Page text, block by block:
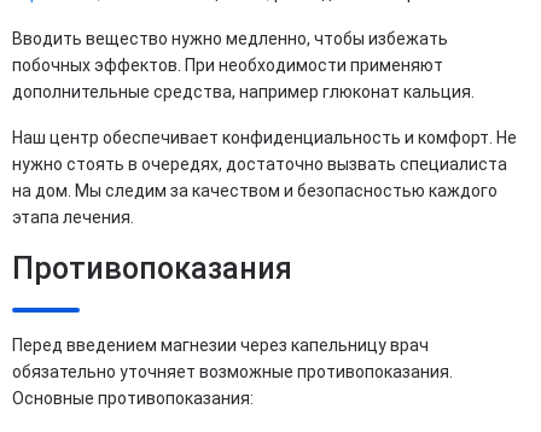
Вводить вещество нужно медленно, чтобы избежать
побочных эффектов. При необходимости применяют
дополнительные средства, например глюконат кальция.
Наш центр обеспечивает конфиденциальность и комфорт. Не
нужно стоять в очередях, достаточно вызвать специалиста
на дом. Мы следим за качеством и безопасностью каждого
этапа лечения.
Противопоказания
Перед введением магнезии через капельницу врач
обязательно уточняет возможные противопоказания.
Основные противопоказания: